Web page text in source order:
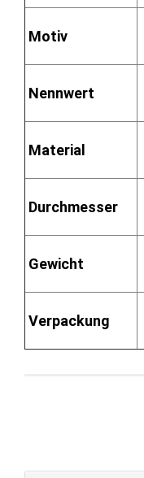
Motiv
Nennwert
Material
Durchmesser
Gewicht
Verpackung